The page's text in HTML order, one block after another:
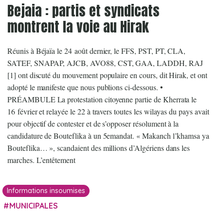
Bejaia : partis et syndicats
montrent la voie au Hirak
Réunis à Béjaïa le 24 août dernier, le FFS, PST, PT, CLA,
SATEF, SNAPAP, AJCB, AVO88, CST, GAA, LADDH, RAJ
[1] ont discuté du mouvement populaire en cours, dit Hirak, et ont
adopté le manifeste que nous publions ci-dessous. •
PRÉAMBULE La protestation citoyenne partie de Kherrata le
16 février et relayée le 22 à travers toutes les wilayas du pays avait
pour objectif de contester et de s’opposer résolument à la
candidature de Bouteflika à un 5emandat. « Makanch l’khamsa ya
Bouteflika… », scandaient des millions d’Algériens dans les
marches. L’entêtement
Informations insoumises
MUNICIPALES